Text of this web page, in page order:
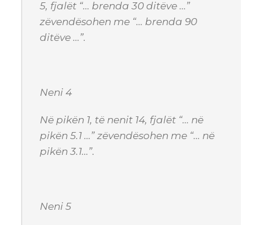
5, fjalët “… brenda 30 ditëve …”
zëvendësohen me “… brenda 90
ditëve …”.
Neni 4
Në pikën 1, të nenit 14, fjalët “… në
pikën 5.1 …” zëvendësohen me “… në
pikën 3.1…”.
Neni 5